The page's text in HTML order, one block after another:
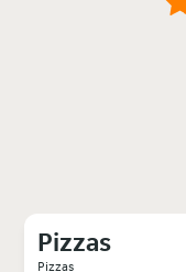
Pizzas
Pizzas